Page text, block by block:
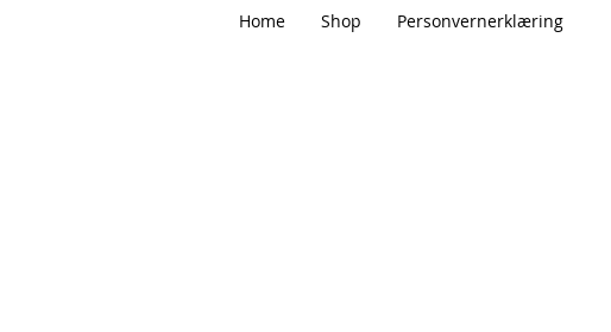
Home Shop Personvernerklæring